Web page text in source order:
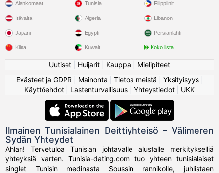
Alankomaat
Itävalta
Japani
Kiina
Tunisia
Algeria
Egypti
Kuwait
Filippiinit
Libanon
Persianlahti
Koko lista
Uutiset Huijarit Kauppa
Mielipiteet
Evästeet ja GDPR
Mainonta Tietoa meistä Yksityisyys|
Käyttöehdot
Lastenturvallisuus Yhteystiedot UKK
Ilmainen Tunisialainen Deittiyhteisö – Välimeren
Sydän Yhteydet
Ahlan! Tervetuloa Tunisian johtavalle alustalle merkitykselliä
yhteyksiä varten. Tunisia-dating.com tuo yhteen tunisialaiset
singlet Tunisin medinasta Soussin rannikolle, juhlistaen